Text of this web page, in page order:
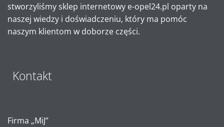
stworzyliśmy sklep internetowy e-opel24.pl oparty na
naszej wiedzy i doświadczeniu, który ma pomóc
naszym klientom w doborze części.
Kontakt
Firma „MiJ”